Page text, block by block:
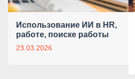
Использование ИИ в HR,
работе, поиске работы
23.03.2026